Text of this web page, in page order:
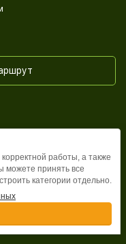
работы, а также
можете принять все
категории отдельно.